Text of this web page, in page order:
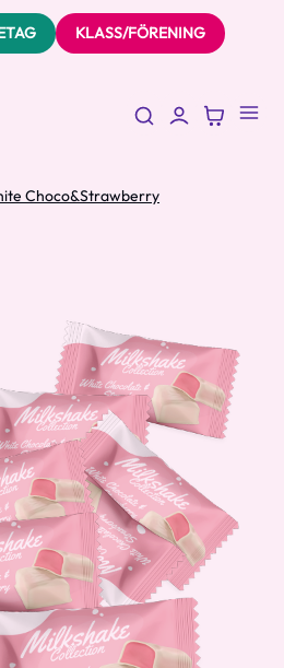
KLASS/FÖRENING
Choco&Strawberry